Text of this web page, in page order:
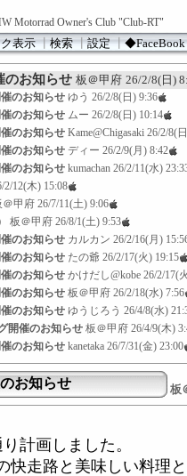
Motorrad Owner's Club "Club-RT"
表示┃検索┃設定┃◆FaceBook
のお知らせ 板＠甲府 26/2/8(日)
のお知らせ ゆう 26/2/8(日) 9:36
のお知らせ ムー 26/2/8(日) 10:14
のお知らせ Kame@Chigasaki 26/2/8(
のお知らせ ディー 26/2/9(月) 8:42
のお知らせ kumachan 26/2/11(水)
2/12(木) 15:08
＠甲府 26/7/11(土) 9:06
板＠甲府 26/8/1(土) 9:53
のお知らせ カルカン 26/2/16(月)
のお知らせ たの爺 26/2/17(火) 19:15
のお知らせ かけだし@kobe 26/2/17(
のお知らせ 板＠甲府 26/2/18(水) 7:56
のお知らせ ゆうじろう 26/4/8(水)
開催のお知らせ 板＠甲府 26/4/9(木)
のお知らせ kanetaka 26/7/31(金) 23:00
お知らせ 板
計画しました。
快走路と美味しい料理